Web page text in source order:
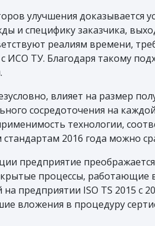
улучшения доказывается
и специфику заказчика,
реалиям времени,
ИСО ТУ. Благодаря такому
влияет на размер
сосредоточения на
технологии,
2016 года можно
предприятие
процессы,
предприятии ISO TS 2015 с
вложения в процедуру